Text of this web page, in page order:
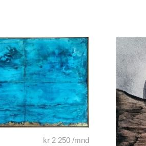
kr2 250/mnd